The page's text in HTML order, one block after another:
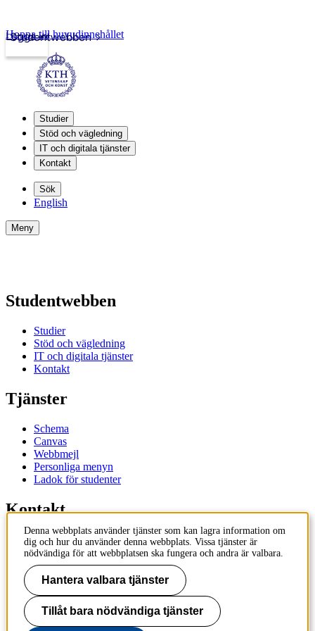
Studentwebben
Logga in
Hoppa till huvudinnehållet
Studier
Stöd och vägledning
IT och digitala tjänster
Kontakt
Sök
English
Meny
Studentwebben
Studier
Stöd och vägledning
IT och digitala tjänster
Kontakt
Tjänster
Schema
Canvas
Webbmejl
Personliga menyn
Ladok för studenter
Kontakt
Kontakta utbildningsprogram
Kontakta kurs
IT-support
KTH Entré
KTH
100 44 Stockholm
Denna webbplats använder tjänster som kan lagra information om
dig och hur du använder denna webbplats. Vissa tjänster är
nödvändiga för att webbplatsen ska fungera och andra är valbara.
Hantera valbara tjänster
Tillåt bara nödvändiga tjänster